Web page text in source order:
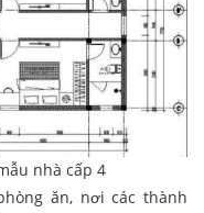
nhà cấp 4
ăn, nơi các thành